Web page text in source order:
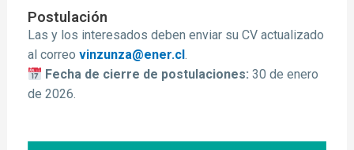
Postulación
Las y los interesados deben enviar su CV actualizado
al correo vinzunza@ener.cl .
Fecha de cierre de postulaciones: 30 de enero
de 2026.